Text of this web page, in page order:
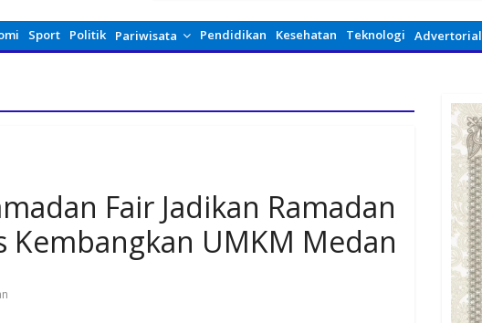
Sport Politik Pariwisata Pendidikan Kesehatan Teknologi Advertorial
Fair Jadikan Ramadan
Kembangkan UMKM Medan